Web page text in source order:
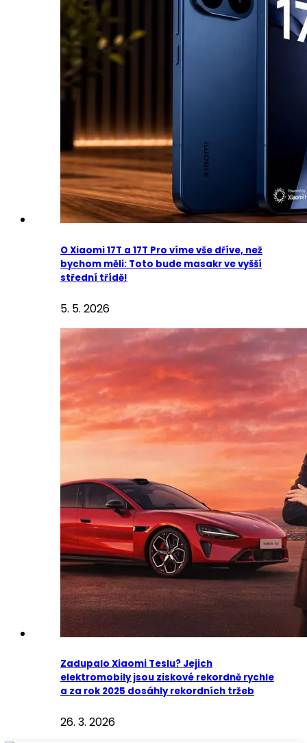
O Xiaomi 17T a 17T Pro víme vše dříve, než
bychom měli: Toto bude masakr ve vyšší
střední třídě!
5. 5. 2026
Zadupalo Xiaomi Teslu? Jejich
elektromobily jsou ziskové rekordně rychle
a za rok 2025 dosáhly rekordních tržeb
26. 3. 2026